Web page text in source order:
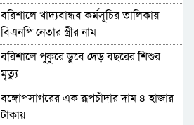
বরিশালে খাদ্যবান্ধব কর্মসূচির তালিকায়
বিএনপি নেতার স্ত্রীর নাম
বরিশালে পুকুরে ডুবে দেড় বছরের শিশুর
মৃত্যু
বঙ্গোপসাগরের এক রূপচাঁদার দাম ৪ হাজার
টাকায়